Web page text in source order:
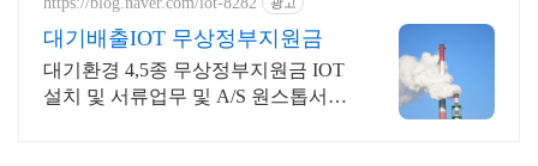
대기배출IOT 무상정부지원금
대기환경 4,5종 무상정부지원금 IOT
설치 및 서류업무 및 A/S 원스톱서비